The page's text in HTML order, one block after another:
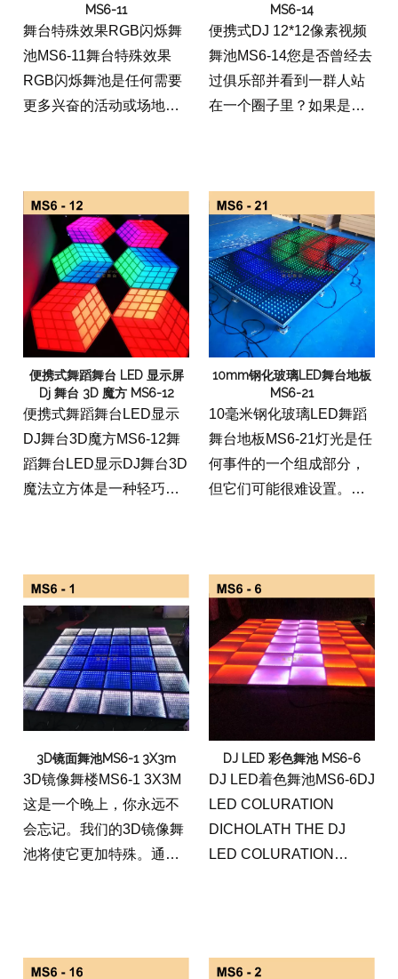
MS6-11
舞台特殊效果RGB闪烁舞
池MS6-11舞台特殊效果
RGB闪烁舞池是任何需要
更多兴奋的活动或场地的
舞池的尺寸为15'x 15'，非
常适合大型场所。舞台特
殊效果RGB闪烁舞池非常
适合任何场合，无论是聚
会，婚礼还是俱乐部。
MS6-14
便携式DJ 12*12像素视频
舞池MS6-14您是否曾经去
过俱乐部并看到一群人站
在一个圈子里？如果是这
内设置。该产品非常适合
任何室外活动或室内活
动，对于永久性舞池而言
太小。
便携式舞蹈舞台 LED 显示屏
Dj 舞台 3D 魔方 MS6-12
便携式舞蹈舞台LED显示
DJ舞台3D魔方MS6-12舞
蹈舞台LED显示DJ舞台3D
魔法立方体是一种轻巧，
常棒。立方体由高质量，
轻质和耐用的材料构成，
设计用于承受频繁使用的
磨损和撕裂。该产品易于
组装和分解，这使其成为
始终在旅途中的人。多维
于许多不同类型的事件，
包括音乐节，DJ表演和阶
段。它具有光滑和现代设
计，一定是给您的观众留
下深刻印象。舞蹈舞台
DJ或乐队。
10mm钢化玻璃LED舞台地板
MS6-21
10毫米钢化玻璃LED舞蹈
舞台地板MS6-21灯光是任
何事件的一个组成部分，
但它们可能很难设置。这
璃厚10毫米，设计耐用。
它具有黑色反射表面，这
意味着您可以用不同的颜
色点亮地板，而不会反射
太多的光线。它是防水
坏。玻璃不易破裂，可以
用肥皂和水清洗。
3D镜面舞池MS6-1 3X3m
3D镜像舞楼MS6-1 3X3M
这是一个晚上，你永远不
会忘记。我们的3D镜像舞
池将使它更加特殊。通过
DJ LED 彩色舞池 MS6-6
DJ LED着色舞池MS6-6DJ
LED COLURATION
DICHOLATH THE DJ
LED COLURATION